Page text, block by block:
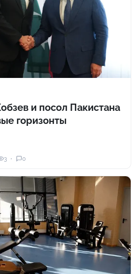
и посол Пакистана
горизонты
3 0